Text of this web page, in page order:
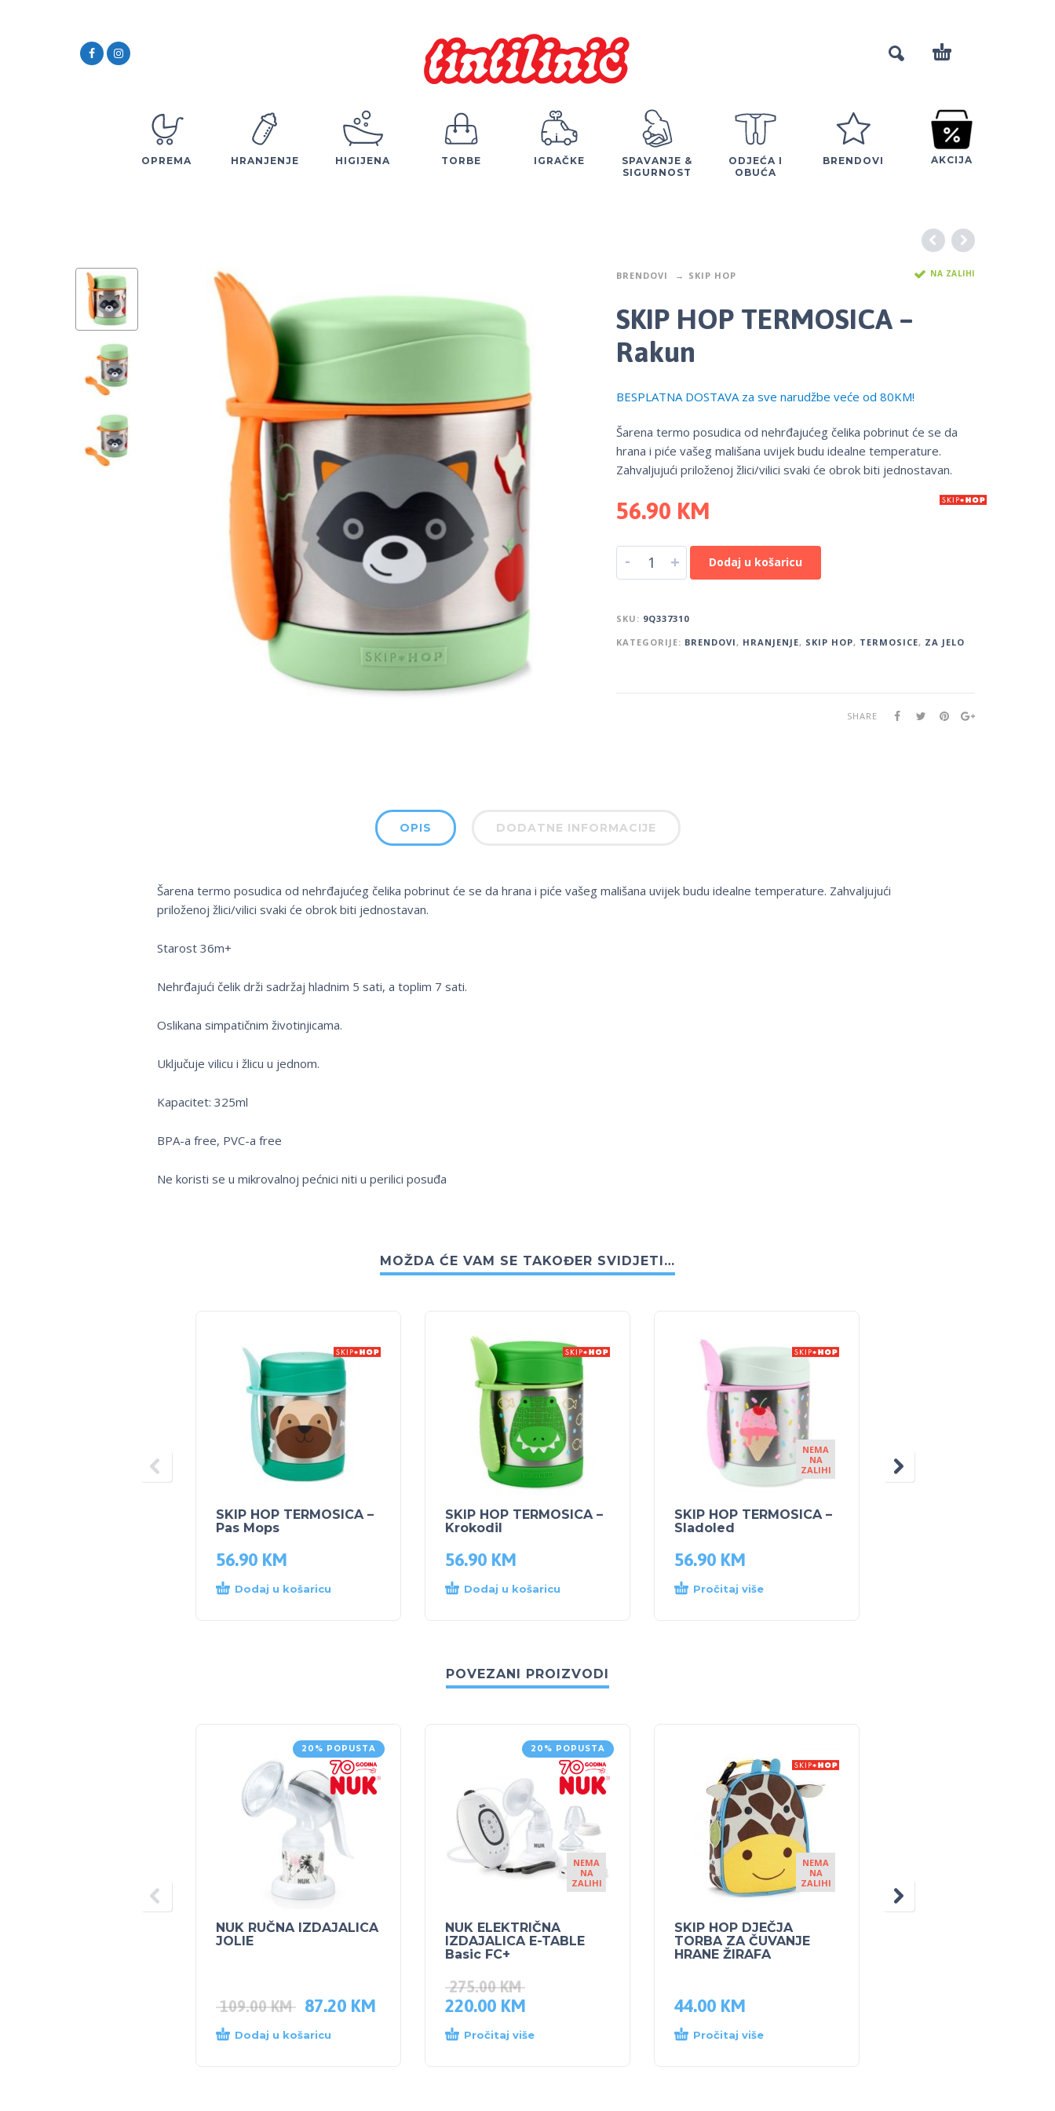
OPREMA HRANJENJE HIGIJENA TORBE IGRAČKE
SPAVANJE &
SIGURNOST
ODJEĆA I
OBUĆA
BRENDOVI AKCIJA
BRENDOVI SKIP HOP NA ZALIHI
SKIP HOP TERMOSICA –
Rakun
BESPLATNA DOSTAVA za sve narudžbe veće od 80KM!
Šarena termo posudica od nehrđajućeg čelika pobrinut će se da
hrana i piće vašeg mališana uvijek budu idealne temperature.
Zahvaljujući priloženoj žlici/vilici svaki će obrok biti jednostavan.
56.90 KM
- + Dodaj u košaricu
SKU: 9Q337310
KATEGORIJE: BRENDOVI, HRANJENJE, SKIP HOP, TERMOSICE, ZA JELO
SHARE
OPIS DODATNE INFORMACIJE
Šarena termo posudica od nehrđajućeg čelika pobrinut će se da hrana i piće vašeg mališana uvijek budu idealne temperature. Zahvaljujući
priloženoj žlici/vilici svaki će obrok biti jednostavan.
Starost 36m+
Nehrđajući čelik drži sadržaj hladnim 5 sati, a toplim 7 sati.
Oslikana simpatičnim životinjicama.
Uključuje vilicu i žlicu u jednom.
Kapacitet: 325ml
BPA-a free, PVC-a free
Ne koristi se u mikrovalnoj pećnici niti u perilici posuđa
MOŽDA ĆE VAM SE TAKOĐER SVIDJETI…
SKIP HOP TERMOSICA –
Pas Mops
56.90 KM
Dodaj u košaricu
SKIP HOP TERMOSICA –
Krokodil
56.90 KM
Dodaj u košaricu
NEMA
NA
ZALIHI
SKIP HOP TERMOSICA –
Sladoled
56.90 KM
Pročitaj više
POVEZANI PROIZVODI
20% POPUSTA
NUK RUČNA IZDAJALICA
JOLIE
109.00KM 87.20 KM
Dodaj u košaricu
20% POPUSTA
NEMA
NA
ZALIHI
NUK ELEKTRIČNA
IZDAJALICA E-TABLE
Basic FC+
275.00KM
220.00 KM
Pročitaj više
NEMA
NA
ZALIHI
SKIP HOP DJEČJA
TORBA ZA ČUVANJE
HRANE ŽIRAFA
44.00 KM
Pročitaj više